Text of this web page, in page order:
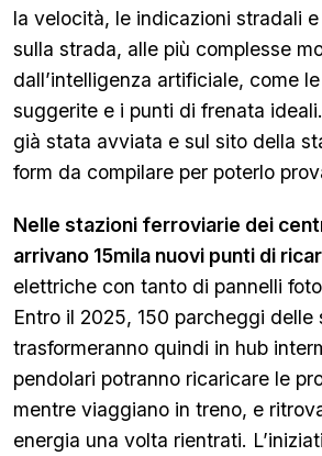
la velocità, le indicazioni stradali
sulla strada, alle più complesse
dall’intelligenza artificiale, come
suggerite e i punti di frenata
già stata avviata e sul sito della
form da compilare per poterlo
Nelle stazioni ferroviarie dei
arrivano 15mila nuovi punti di
elettriche con tanto di pannelli
Entro il 2025, 150 parcheggi delle
trasformeranno quindi in hub
pendolari potranno ricaricare le
mentre viaggiano in treno, e
energia una volta rientrati.